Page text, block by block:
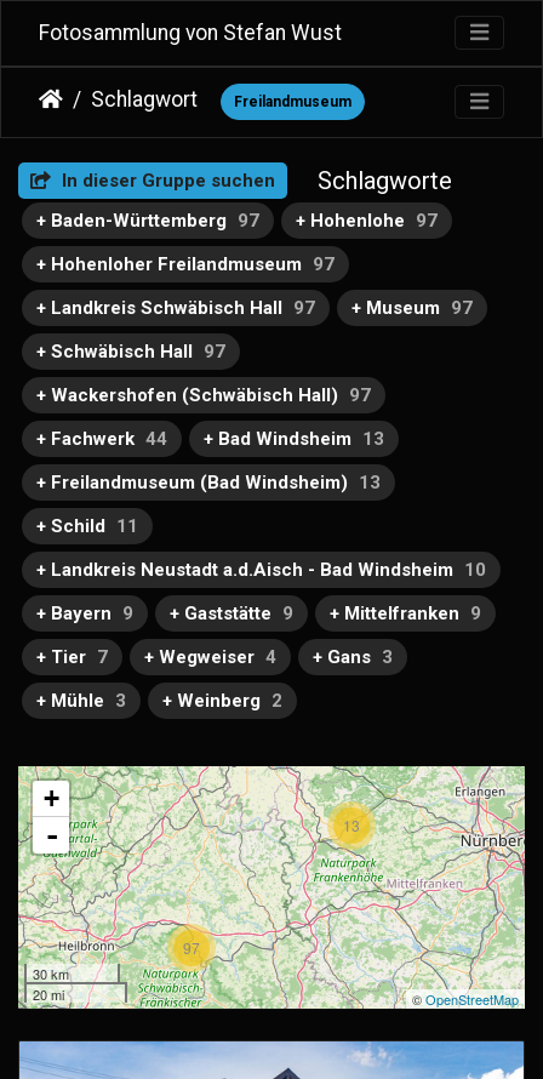
Fotosammlung von Stefan Wust
Schlagwort Freilandmuseum
In dieser Gruppe suchen Schlagworte
+ Baden-Württemberg 97 + Hohenlohe
97
+ Hohenloher Freilandmuseum
97
+ Landkreis Schwäbisch Hall
97 + Museum
97
+ Schwäbisch Hall
97
+ Wackershofen (Schwäbisch Hall)
97
+ Fachwerk 44 + Bad Windsheim
13
+ Freilandmuseum (Bad Windsheim)
13
+ Schild
11
+ Landkreis Neustadt a.d.Aisch - Bad Windsheim
10
+ Bayern
9 + Gaststätte 9 + Mittelfranken
9
+ Tier 7 + Wegweiser 4 + Gans 3
+ Mühle
3 + Weinberg 2
13
97
+
-
30 km
20 mi
©OpenStreetMap